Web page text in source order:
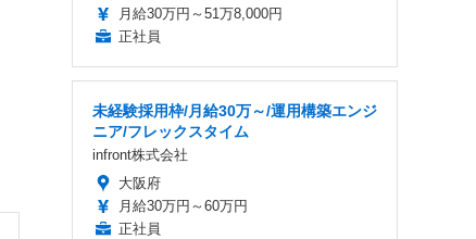
月給30万円～51万8,000円
正社員
未経験採用枠/月給30万～/運用構築エンジ
ニア/フレックスタイム
infront株式会社
大阪府
月給30万円～60万円
正社員